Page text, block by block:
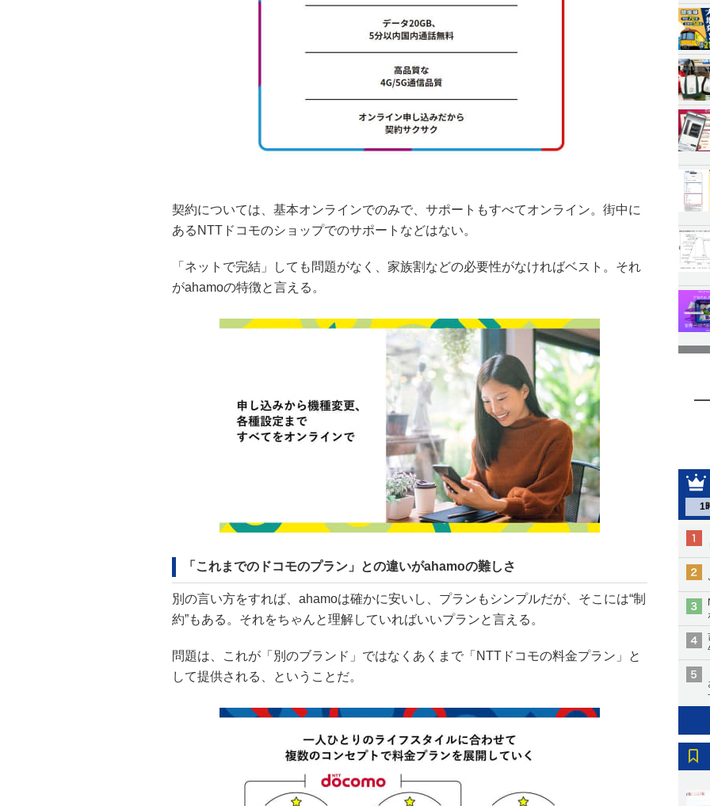
1
契約については、基本オンラインでのみで、サポートもすべてオンライン。街中に
あるNTTドコモのショップでのサポートなどはない。
「ネットで完結」しても問題がなく、家族割などの必要性がなければベスト。それ
がahamoの特徴と言える。
「これまでのドコモのプラン」との違いがahamoの難しさ
別の言い方をすれば、ahamoは確かに安いし、プランもシンプルだが、そこには“制
約”もある。それをちゃんと理解していればいいプランと言える。
問題は、これが「別のブランド」ではなくあくまで「NTTドコモの料金プラン」と
して提供される、ということだ。